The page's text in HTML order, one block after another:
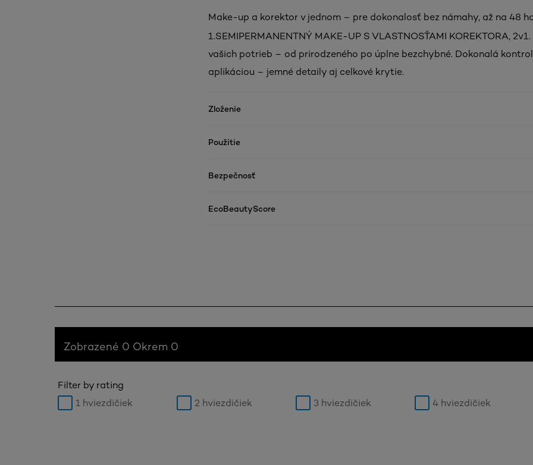
Make-up a korektor v jednom – pre dokonalosť bez námahy, až na 48
1.SEMIPERMANENTNÝ MAKE-UP S VLASTNOSŤAMI KOREKTORA,
vašich potrieb – od prirodzeného po úplne bezchybné. Dokonalá
aplikáciou – jemné detaily aj celkové krytie.
Zloženie
Použitie
Bezpečnosť
EcoBeautyScore
Zobrazené 0 Okrem 0
Filter by rating
1 hviezdičiek
2 hviezdičiek 3 hviezdičiek 4 hviezdičiek